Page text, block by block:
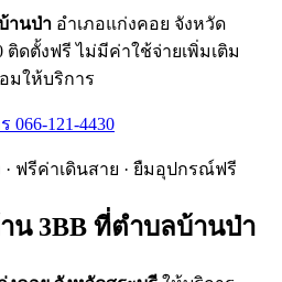
านป่า อำเภอแก่งคอย จังหวัด
ติดตั้งฟรี ไม่มีค่าใช้จ่ายเพิ่มเติม
มให้บริการ
066-121-4430
ฟรีค่าเดินสาย · ยืมอุปกรณ์ฟรี
น 3BB ที่ตำบลบ้านป่า